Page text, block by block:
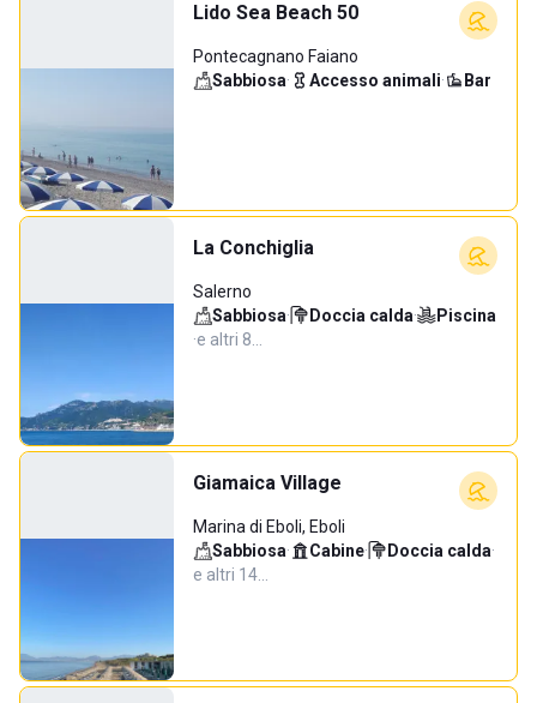
Lido Sea Beach 50
Pontecagnano Faiano
Sabbiosa· Accesso animali· Bar
La Conchiglia
Salerno
Sabbiosa· Doccia calda·
Piscina
·e altri 8…
Giamaica Village
Marina di Eboli, Eboli
Sabbiosa· Cabine· Doccia calda·
e altri 14…